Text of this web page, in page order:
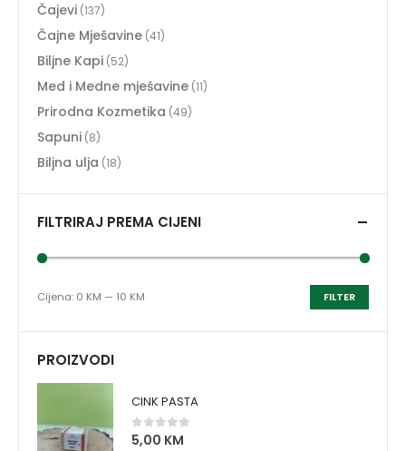
Čajevi (137)
Čajne Mješavine (41)
Biljne Kapi (52)
Med i Medne mješavine (11)
Prirodna Kozmetika (49)
Sapuni (8)
Biljna ulja (18)
FILTRIRAJ PREMA CIJENI
FILTER
Cijena: 0 KM — 10 KM
PROIZVODI
CINK PASTA
0 out of 5
5,00 KM